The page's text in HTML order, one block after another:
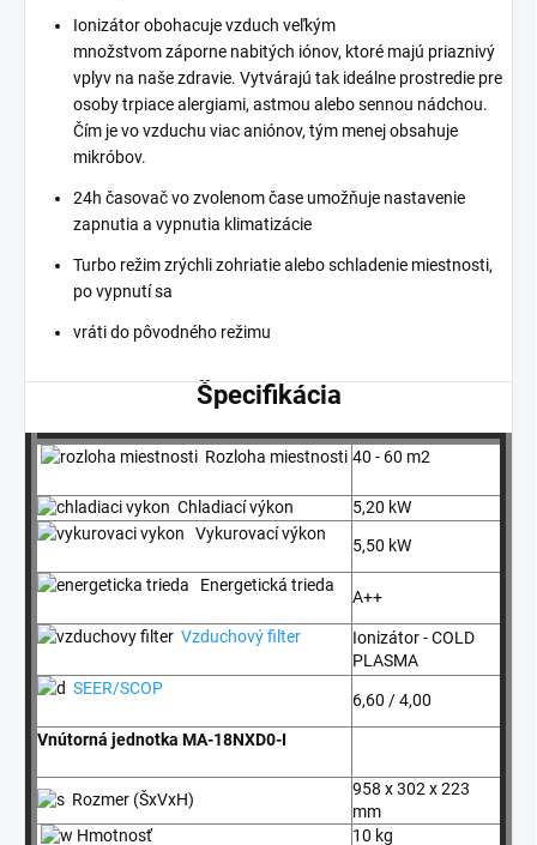
Ionizátorobohacujevzduch veľkým
množstvomzáporne nabitých iónov, ktoré majú priaznivý
vplyv na našezdravie. Vytvárajú tak ideálne prostredie pre
osoby trpiace alergiami, astmou alebo sennou nádchou.
Čím je vo vzduchu viac aniónov, tým menej obsahuje
mikróbov.
24h časovač vo zvolenom čase umožňuje nastavenie
zapnutia a vypnutia klimatizácie
Turbo režim zrýchli zohriatie alebo schladenie miestnosti,
po vypnutí sa
vráti do pôvodného režimu
Špecifikácia
Rozloha miestnosti 40 - 60 m2
Chladiací výkon
5,20 kW
Vykurovací výkon
5,50 kW
Energetická trieda
A++
Vzduchový filter
Ionizátor - COLD
PLASMA
SEER/SCOP
6,60 / 4,00
Vnútorná jednotka MA-18NXD0-I
Rozmer (ŠxVxH)
958 x 302 x 223
mm
Hmotnosť
10 kg